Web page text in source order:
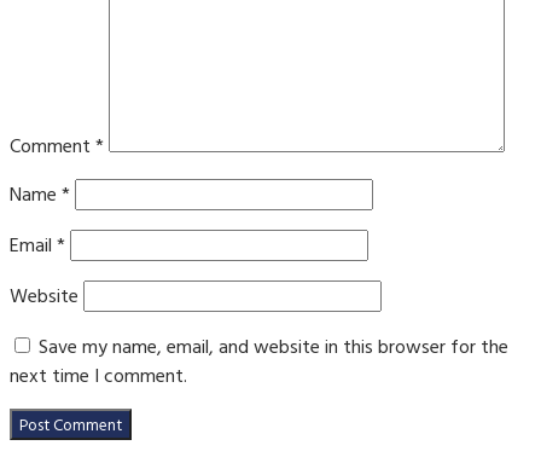
Comment *
Name *
Email *
Website
Save my name, email, and website in this browser for the
next time I comment.